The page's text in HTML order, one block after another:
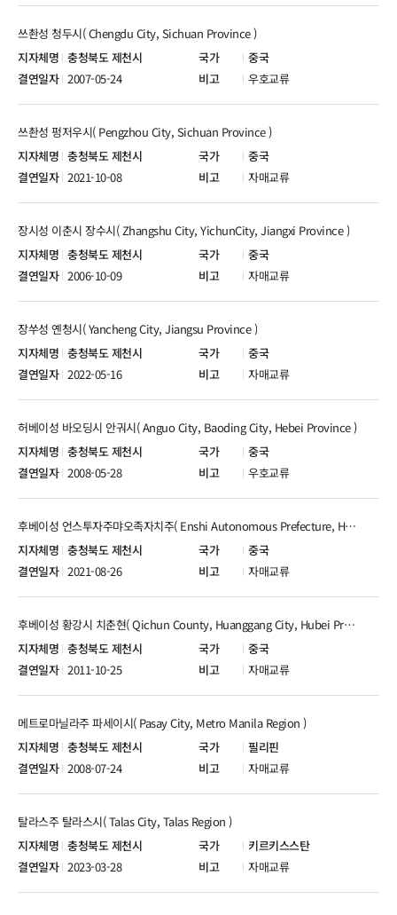
충청북도 제천시 중국
쓰촨성 청두시( Chengdu City, Sichuan Province )
2007-05-24 우호교류
충청북도 제천시 중국
쓰촨성 펑저우시( Pengzhou City, Sichuan Province )
2021-10-08 자매교류
충청북도 제천시 중국
장시성 이춘시 장수시( Zhangshu City, YichunCity, Jiangxi Province )
2006-10-09 자매교류
충청북도 제천시 중국
장쑤성 옌청시( Yancheng City, Jiangsu Province )
2022-05-16 자매교류
충청북도 제천시 중국
허베이성 바오딩시 안궈시( Anguo City, Baoding City, Hebei Province )
2008-05-28 우호교류
충청북도 제천시 중국
후베이성 언스투자주먀오족자치주( Enshi Autonomous Prefecture, Hubei Province )
2021-08-26 자매교류
충청북도 제천시 중국
후베이성 황강시 치춘현( Qichun County, Huanggang City, Hubei Province )
2011-10-25 자매교류
충청북도 제천시 필리핀
메트로마닐라주 파세이시( Pasay City, Metro Manila Region )
2008-07-24 자매교류
충청북도 제천시 키르키스스탄
탈라스주 탈라스시( Talas City, Talas Region )
2023-03-28 자매교류